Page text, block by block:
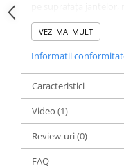
eficiența curățării fără
atât pentru
Fiind o formulă fără
pentru majoritatea
din aliaj vopsite,
VEZI MAI MULT
Informatii
Caracteristici
Video (1)
Review-uri(0)
FAQ